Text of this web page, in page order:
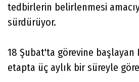
tedbirlerin belirlenmesi
sürdürüyor.
18 Şubat'ta görevine başlayan
etapta üç aylık bir süreyle